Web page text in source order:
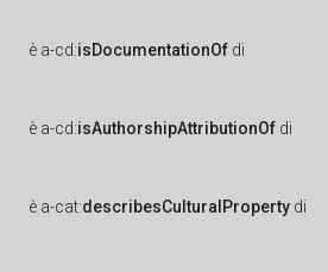
è a-cd:isDocumentationOf di
è a-cd:isAuthorshipAttributionOf di
è a-cat:describesCulturalProperty di